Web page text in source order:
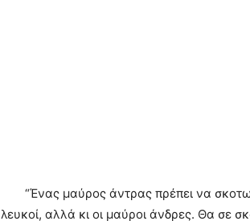
“Ένας μαύρος άντρας πρέπει να
λευκοί, αλλά κι οι μαύροι άνδρες. Θα σε